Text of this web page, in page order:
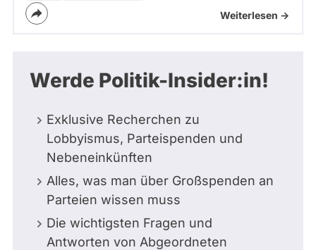
Weiterlesen ->
Werde Politik-Insider:in!
Exklusive Recherchen zu
Lobbyismus, Parteispenden und
Nebeneinkünften
Alles, was man über Großspenden an
Parteien wissen muss
Die wichtigsten Fragen und
Antworten von Abgeordneten